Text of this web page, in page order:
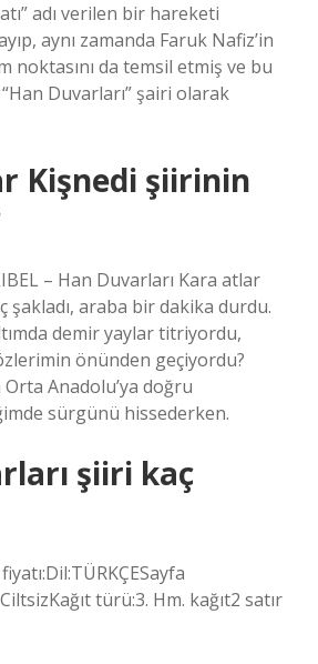
adı verilen bir hareketi
aynı zamanda Faruk Nafiz’in
noktasını da temsil etmiş ve bu
Duvarları” şairi olarak
Kişnedi şiirinin
– Han Duvarları Kara atlar
şakladı, araba bir dakika durdu.
demir yaylar titriyordu,
önünden geçiyordu?
Anadolu’ya doğru
sürgünü hissederken.
şiiri kaç
türü:3. Hm. kağıt2 satır